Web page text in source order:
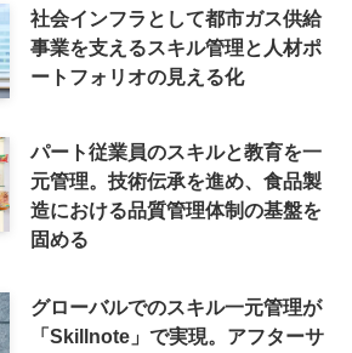
社会インフラとして都市ガス供給
事業を支えるスキル管理と人材ポ
ートフォリオの見える化
パート従業員のスキルと教育を一
元管理。技術伝承を進め、食品製
造における品質管理体制の基盤を
固める
グローバルでのスキル一元管理が
「Skillnote」で実現。アフターサ